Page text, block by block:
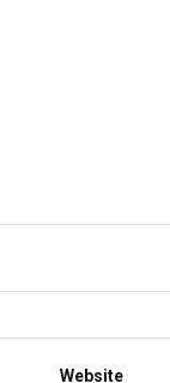
Website